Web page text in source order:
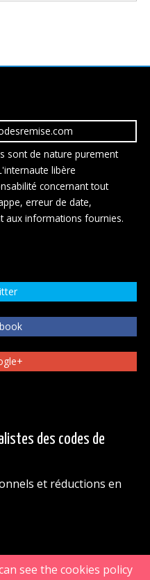
sont de nature purement
libère
concernant tout
erreur de date,
aux informations fournies.
des codes de
et réductions en
see the cookies policy